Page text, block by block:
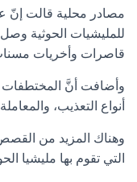
مصادر محلية قالت إنّ
قاصرات وأخريات
وأضافت أنَّ
أنواع التعذيب،
وهناك المزيد من
التي تقوم بها مليشيا